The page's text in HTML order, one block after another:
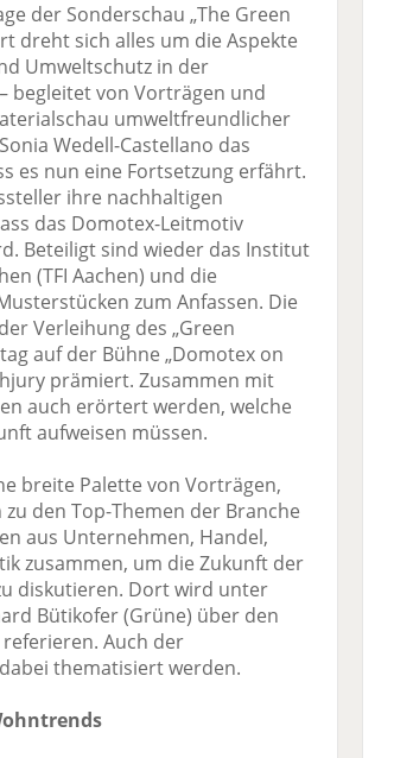
der Sonderschau „The Green
dreht sich alles um die Aspekte
Umweltschutz in der
begleitet von Vorträgen und
umweltfreundlicher
Wedell-Castellano das
es nun eine Fortsetzung erfährt.
ihre nachhaltigen
das Domotex-Leitmotiv
Beteiligt sind wieder das Institut
(TFI Aachen) und die
zum Anfassen. Die
Verleihung des „Green
auf der Bühne „Domotex on
prämiert. Zusammen mit
auch erörtert werden, welche
aufweisen müssen.
breite Palette von Vorträgen,
den Top-Themen der Branche
aus Unternehmen, Handel,
zusammen, um die Zukunft der
diskutieren. Dort wird unter
Bütikofer (Grüne) über den
Auch der
thematisiert werden.